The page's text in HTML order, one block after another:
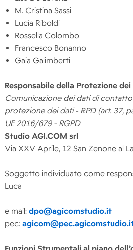
M. Cristina Sassi
Lucia Riboldi
Rossella Colombo
Francesco Bonanno
Gaia Galimberti
Responsabile della Protezione dei
Comunicazione dei dati di
protezione dei dati - RPD (art. 37,
UE 2016/679 - RGPD
Studio AGI.COM srl
Via XXV Aprile, 12 San Zenone al
Soggetto individuato come
Luca
e mail: dpo@agicomstudio.it
pec: